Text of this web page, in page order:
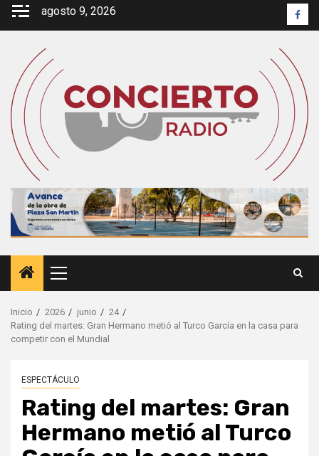
Saltar
agosto 9, 2026
Menú
principal
Inicio 2026 junio
24
Rating del martes: Gran Hermano metió al Turco García en la casa para
competir con el Mundial
ESPECTÁCULO
Rating del martes: Gran
Hermano metió al Turco